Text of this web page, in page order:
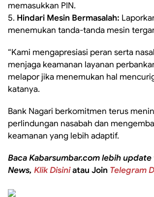
memasukkan PIN.
5. Hindari Mesin Bermasalah:
menemukan tanda-tanda mesin
“Kami mengapresiasi peran serta
menjaga keamanan layanan
melapor jika menemukan hal
katanya.
Bank Nagari berkomitmen terus
perlindungan nasabah dan
keamanan yang lebih adaptif.
Baca Kabarsumbar.com lebih update
News, Klik Disiniatau Join Telegram